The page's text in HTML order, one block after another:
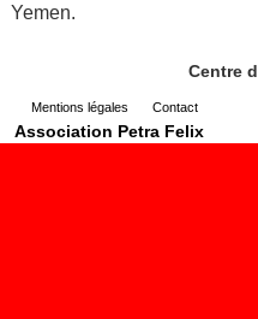
Yemen.
Centre
Mentions légales Contact
Association Petra Felix